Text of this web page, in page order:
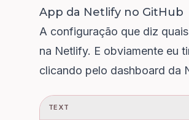
App da Netlify no GitHub
A configuração que diz
na Netlify. E obviamente eu
clicando pelo dashboard da
TEXT